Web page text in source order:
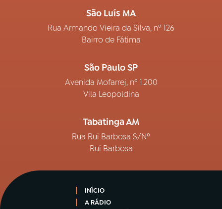
São Luís MA
Rua Armando Vieira da Silva, nº 126
Bairro de Fátima
São Paulo SP
Avenida Mofarrej, nº 1.200
Vila Leopoldina
Tabatinga AM
Rua Rui Barbosa S/Nº
Rui Barbosa
INÍCIO
A RÁDIO